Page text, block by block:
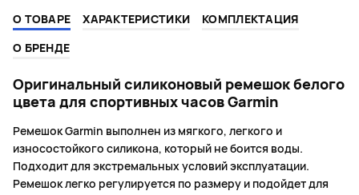
О ТОВАРЕ ХАРАКТЕРИСТИКИ
КОМПЛЕКТАЦИЯ
О БРЕНДЕ
Оригинальный силиконовый ремешок белого
цвета для спортивных часов Garmin
Ремешок Garmin выполнен из мягкого, легкого и
износостойкого силикона, который не боится воды.
Подходит для экстремальных условий эксплуатации.
Ремешок легко регулируется по размеру и подойдет для